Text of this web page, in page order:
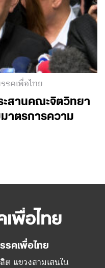
รคเพื่อไทย
ะสานคณะจิตวิทยา
าตรการความ
คเพื่อไทย
ต แขวงสามเสนใน